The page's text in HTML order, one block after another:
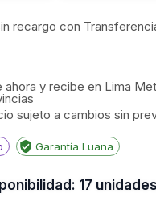
recargo con
ahora y recibe en Lima
sujeto a cambios sin
Garantía Luana
17 unidades